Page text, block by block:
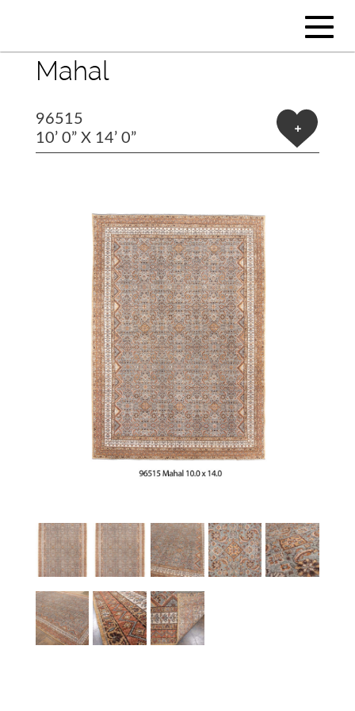
Mahal
96515
10’ 0” X 14’ 0”
+